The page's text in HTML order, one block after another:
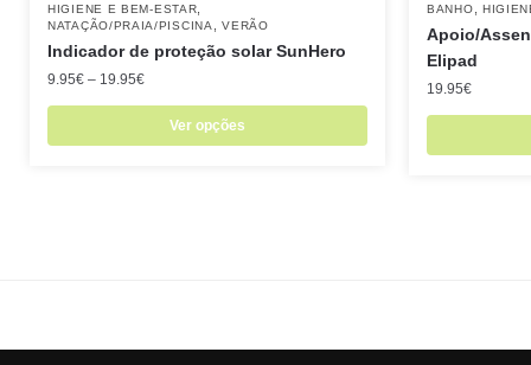
HIGIENE E BEM-ESTAR
NATAÇÃO/PRAIA/PISCINA ,VERÃO
Indicador de proteção solar SunHero
9.95€ – 19.95€
Ver opções
BANHO
Apoio/
Elipad
19.95€